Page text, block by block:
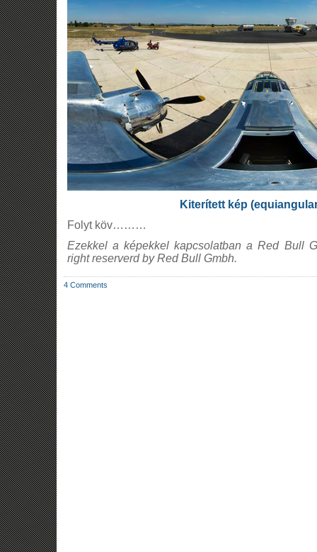
Kiterített kép
Folyt köv………
Ezekkel a képekkel kapcsolatban a Red Bull
right reserverd by Red Bull Gmbh.
4 Comments